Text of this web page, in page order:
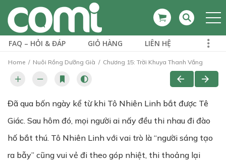
FAQ – HỎI & ĐÁP GIỎ HÀNG LIÊN HỆ
Home Nuôi Rồng Dưỡng Già Chương 15: Trời Khuya Thanh Vắng
Đã qua bốn ngày kể từ khi Tô Nhiên Linh bắt được Tê
Giác. Sau hôm đó, mọi người ai nấy đều thi nhau đi đào
hố bắt thú. Tô Nhiên Linh với vai trò là “người sáng tạo
ra bẫy” cũng vui vẻ đi theo góp nhiệt, thi thoảng lại